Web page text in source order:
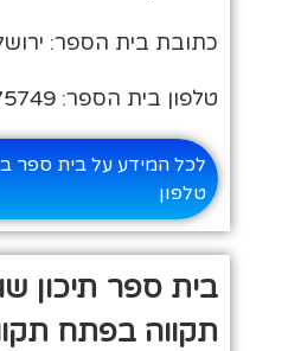
כתובת בית הספר: ירושלים
טלפון בית הספר: 02-5375749
לכל המידע על בית ספר
טלפון
בית ספר תיכון
תקווה בפתח